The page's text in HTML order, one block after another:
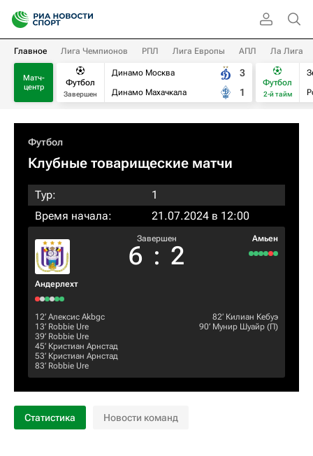
Главное Лига Чемпионов РПЛ Лига Европы АПЛ Ла Лига
Матч-
центр
Футбол
Завершен
Динамо Москва
Динамо Махачкала
3
1
Футбол
2-й тайм
Футбол
Клубные товарищеские матчи
Тур:
1
Время начала:
21.07.2024 в 12:00
Андерлехт
Завершен
6 : 2
Амьен
12‎’‎ Алексис Akbgc
13‎’‎ Robbie Ure
39‎’‎ Robbie Ure
45‎’‎ Кристиан Арнстад
53‎’‎ Кристиан Арнстад
83‎’‎ Robbie Ure
82‎’‎ Килиан Кебуэ
90‎’‎ Мунир Шуайр (П)
Статистика Новости команд